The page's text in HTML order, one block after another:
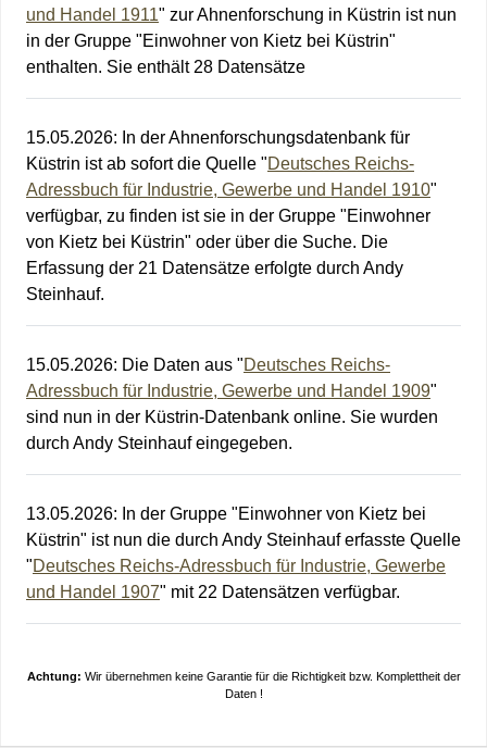
und Handel 1911" zur Ahnenforschung in Küstrin ist nun
in der Gruppe "Einwohner von Kietz bei Küstrin"
enthalten. Sie enthält 28 Datensätze
15.05.2026: In der Ahnenforschungsdatenbank für
Küstrin ist ab sofort die Quelle "Deutsches Reichs-
Adressbuch für Industrie, Gewerbe und Handel 1910"
verfügbar, zu finden ist sie in der Gruppe "Einwohner
von Kietz bei Küstrin" oder über die Suche. Die
Erfassung der 21 Datensätze erfolgte durch Andy
Steinhauf.
15.05.2026: Die Daten aus "Deutsches Reichs-
Adressbuch für Industrie, Gewerbe und Handel 1909"
sind nun in der Küstrin-Datenbank online. Sie wurden
durch Andy Steinhauf eingegeben.
13.05.2026: In der Gruppe "Einwohner von Kietz bei
Küstrin" ist nun die durch Andy Steinhauf erfasste Quelle
"Deutsches Reichs-Adressbuch für Industrie, Gewerbe
und Handel 1907" mit 22 Datensätzen verfügbar.
Achtung: Wir übernehmen keine Garantie für die Richtigkeit bzw. Komplettheit der
Daten !